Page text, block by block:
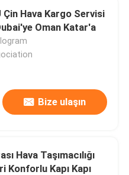
Çin Hava Kargo Servisi
Oman Katar'a
Bize ulaşın
Hava Taşımacılığı
Konforlu Kapı Kapı